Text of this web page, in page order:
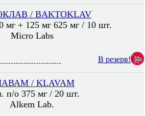
/ BAKTOKLAV
мг + 125 мг 625 мг / 10 шт.
Micro Labs
В резерв!
/ KLAVAM
п/о 375 мг / 20 шт.
Alkem Lab.